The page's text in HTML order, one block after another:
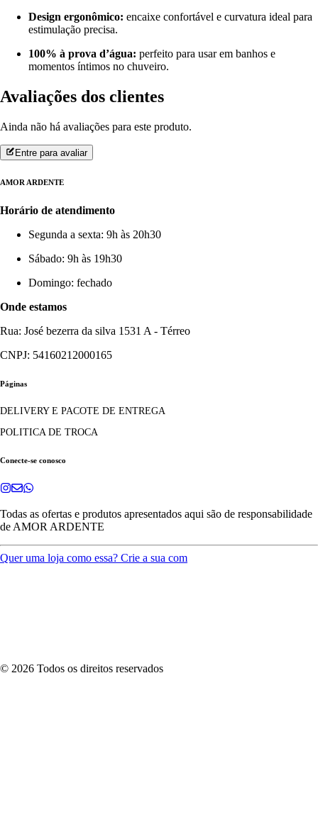
Design ergonômico: encaixe confortável e curvatura ideal para
estimulação precisa.
100% à prova d’água: perfeito para usar em banhos e
momentos íntimos no chuveiro.
Avaliações dos clientes
Ainda não há avaliações para este produto.
Entre para avaliar
AMOR ARDENTE
Horário de atendimento
Segunda a sexta: 9h às 20h30
Sábado: 9h às 19h30
Domingo: fechado
Onde estamos
Rua: José bezerra da silva 1531 A - Térreo
CNPJ: 54160212000165
Páginas
DELIVERY E PACOTE DE ENTREGA
POLITICA DE TROCA
Conecte-se conosco
Todas as ofertas e produtos apresentados aqui são de responsabilidade
de AMOR ARDENTE
Quer uma loja como essa? Crie a sua com
© 2026 Todos os direitos reservados